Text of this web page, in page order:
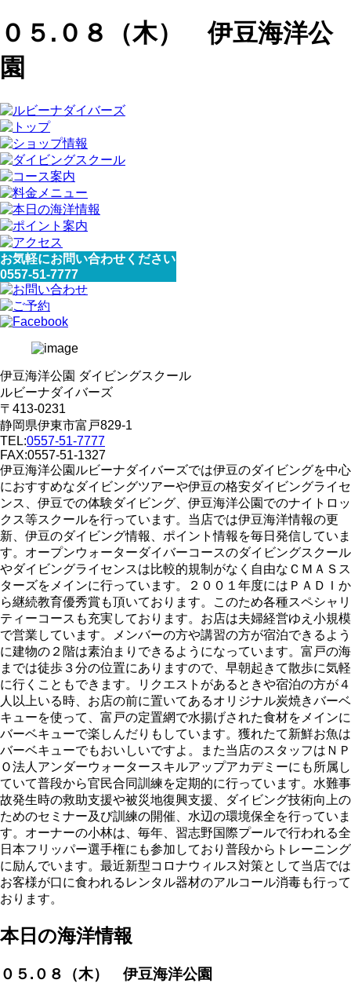
０５.０８（木） 伊豆海洋公
園
お気軽にお問い合わせください
0557-51-7777
伊豆海洋公園 ダイビングスクール
ルビーナダイバーズ
〒413-0231
静岡県伊東市富戸829-1
TEL:0557-51-7777
FAX:0557-51-1327
伊豆海洋公園ルビーナダイバーズでは伊豆のダイビングを中心
におすすめなダイビングツアーや伊豆の格安ダイビングライセ
ンス、伊豆での体験ダイビング、伊豆海洋公園でのナイトロッ
クス等スクールを行っています。当店では伊豆海洋情報の更
新、伊豆のダイビング情報、ポイント情報を毎日発信していま
す。オープンウォーターダイバーコースのダイビングスクール
やダイビングライセンスは比較的規制がなく自由なＣＭＡＳス
ターズをメインに行っています。２００１年度にはＰＡＤＩか
ら継続教育優秀賞も頂いております。このため各種スペシャリ
ティーコースも充実しております。お店は夫婦経営ゆえ小規模
で営業しています。メンバーの方や講習の方が宿泊できるよう
に建物の２階は素泊まりできるようになっています。富戸の海
までは徒歩３分の位置にありますので、早朝起きて散歩に気軽
に行くこともできます。リクエストがあるときや宿泊の方が４
人以上いる時、お店の前に置いてあるオリジナル炭焼きバーベ
キューを使って、富戸の定置網で水揚げされた食材をメインに
バーベキューで楽しんだりもしています。獲れたて新鮮お魚は
バーベキューでもおいしいですよ。また当店のスタッフはＮＰ
Ｏ法人アンダーウォータースキルアップアカデミーにも所属し
ていて普段から官民合同訓練を定期的に行っています。水難事
故発生時の救助支援や被災地復興支援、ダイビング技術向上の
ためのセミナー及び訓練の開催、水辺の環境保全を行っていま
す。オーナーの小林は、毎年、習志野国際プールで行われる全
日本フリッパー選手権にも参加しており普段からトレーニング
に励んでいます。最近新型コロナウィルス対策として当店では
お客様が口に食われるレンタル器材のアルコール消毒も行って
おります。
本日の海洋情報
０５.０８（木） 伊豆海洋公園